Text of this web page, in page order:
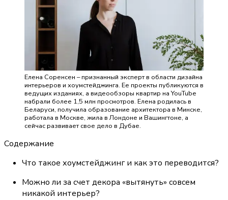
Елена Соренсен – признанный эксперт в области дизайна
интерьеров и хоумстейджинга. Ее проекты публикуются в
ведущих изданиях, а видеообзоры квартир на YouTube
набрали более 1,5 млн просмотров. Елена родилась в
Беларуси, получила образование архитектора в Минске,
работала в Москве, жила в Лондоне и Вашингтоне, а
сейчас развивает свое дело в Дубае.
Содержание
Что такое хоумстейджинг и как это переводится?
Можно ли за счет декора «вытянуть» совсем
никакой интерьер?